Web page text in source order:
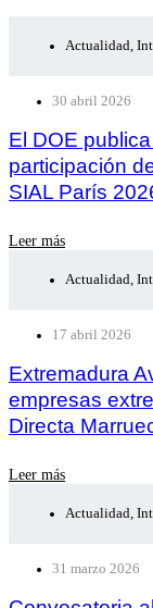
Actualidad,
30 abril 2026
El DOE
participación
SIAL París
Leer más
Actualidad
17 abril 2026
Extremadura
empresas
Directa
Leer más
Actualidad
31 marzo 2026